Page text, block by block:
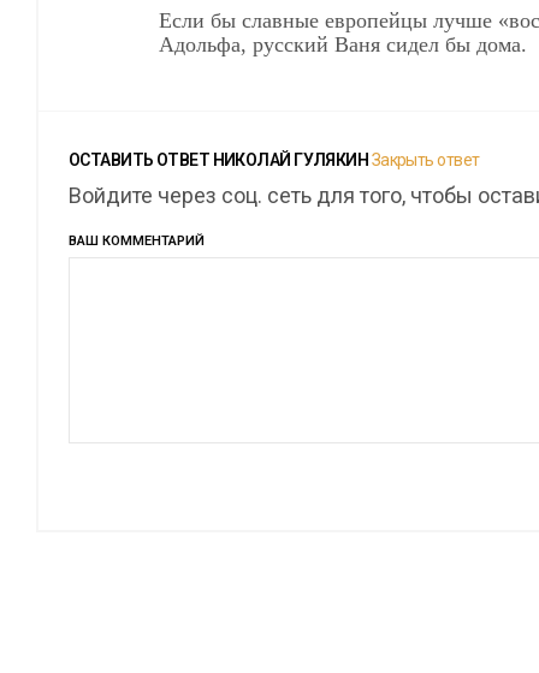
Если бы славные европейцы лучше
Адольфа, русский Ваня сидел бы дома.
ОСТАВИТЬ ОТВЕТ НИКОЛАЙ ГУЛЯКИН Закрыть ответ
Войдите через соц. сеть для того, чтобы
ВАШ КОММЕНТАРИЙ